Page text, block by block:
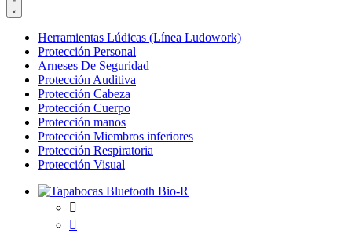
Herramientas Lúdicas (Línea Ludowork)
Protección Personal
Arneses De Seguridad
Protección Auditiva
Protección Cabeza
Protección Cuerpo
Protección manos
Protección Miembros inferiores
Protección Respiratoria
Protección Visual